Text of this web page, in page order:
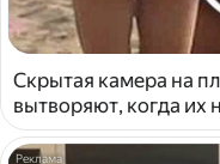
Скрытая камера на
вытворяют, когда их